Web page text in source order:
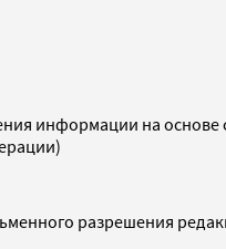
информации на основе
разрешения